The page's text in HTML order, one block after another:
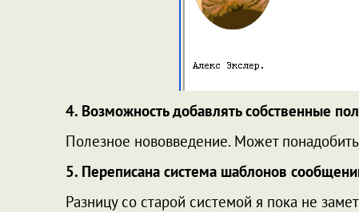
4. Возможность добавлять собственные
Полезное нововведение. Может
5. Переписана система шаблонов
Разницу со старой системой я пока не